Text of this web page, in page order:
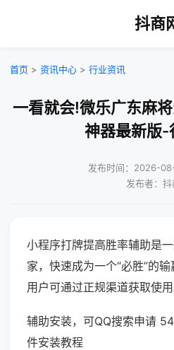
抖商
首页 > 资讯中心 > 行业资讯
一看就会!微乐广东麻
神器最新版-
发布时间：2026-
发布者：抖
小程序打牌提高胜率辅助是
家，快速成为一个“必胜”的
用户可通过正规渠道获取使用
辅助安装，可QQ搜索申请
件安装教程